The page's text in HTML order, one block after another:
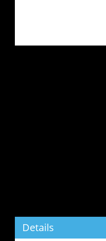
Details